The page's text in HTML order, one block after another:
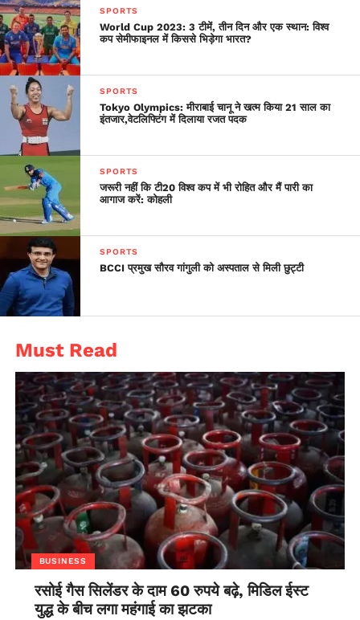
SPORTS
World Cup 2023: 3 टीमें, तीन दिन और एक स्थान: विश्व
कप सेमीफाइनल में किससे भिड़ेगा भारत?
SPORTS
Tokyo Olympics: मीराबाई चानू ने खत्म किया 21 साल का
इंतजार,वेटलिफ्टिंग में दिलाया रजत पदक
SPORTS
जरूरी नहीं कि टी20 विश्व कप में भी रोहित और मैं पारी का
आगाज करें: कोहली
SPORTS
BCCI प्रमुख सौरव गांगुली को अस्पताल से मिली छुट्टी
Must Read
BUSINESS
रसोई गैस सिलेंडर के दाम 60 रुपये बढ़े, मिडिल ईस्ट
युद्ध के बीच लगा महंगाई का झटका